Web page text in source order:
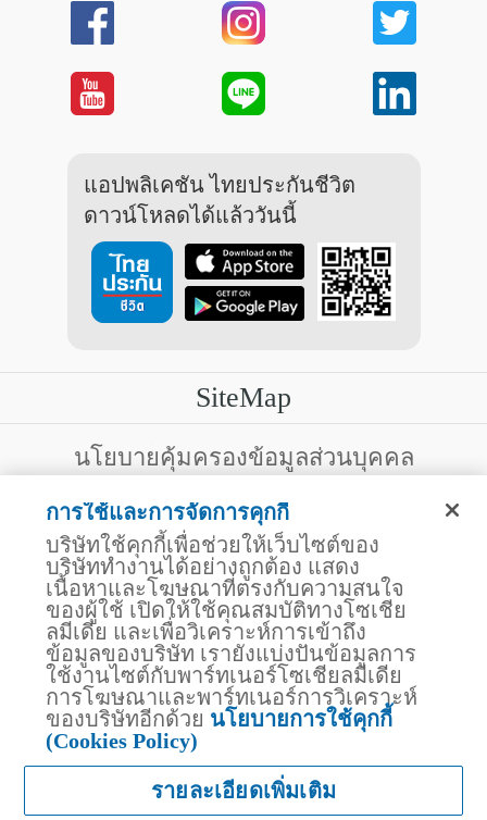
แอปพลิเคชัน ไทยประกันชีวิต
ดาวน์โหลดได้แล้ววันนี้
SiteMap
บริการลูกค้า
สิทธิพิเศษ
แอปพลิเคชัน ไทยประกันชีวิต
ไทยประกันชีวิตแคร์เซ็นเตอร์
ไทยประกันชีวิตเมดิแคร์
ไทยประกันชีวิตอีซี่เพย์
ไทยประกันชีวิตฮอตเคลม
ไทยประกันชีวิตประกันกลุ่ม
บริการสำหรับเจ้าหน้าที่โรงพยาบาล
สถานพยาบาลคู่สัญญา
ไทยประกันชีวิต Telemedicine
ไทยประกันชีวิต AI CHAT
แพ็กเกจผ่าตัดราคาพิเศษ "ความห่วงใยจากไทย
นโยบายคุ้มครองข้อมูลส่วนบุคคล
123 ถนน รัชดาภิเษก แขวงดินแดง เขตดินแดง
กรุงเทพฯ 10400 โทรศัพท์ 02-2470247
บริษัทฯ ขอแจ้งให้ผู้ใช้บริการทราบว่า บรรดาข้อความ ภาพ เสียง เนื้อหา
ชื่อ ชื่อทางการค้า ส่วนประกอบใดๆ ทั้งหมดของเว็บไซต์ รวมถึง
เครื่องหมายการค้า เครื่องหมาย บริการ ลิขสิทธิ์ สิทธิบัตร ความรู้ต่างๆ
ที่ปรากฏบนเว็บไซต์ของบริษัทฯ นี้ เป็นงานอันได้รับความคุ้มครองตาม
กฎหมายทรัพย์สินทางปัญญาของไทยโดยชอบด้วยกฎหมายของบริษัทฯ
แต่เพียงผู้เดียว หากบุคคลใดลอกเลียน ปลอมแปลง ทำซ้ำ ดัดแปลง เผย
แพร่ต่อสาธารณชน จำหน่าย มีไว้ให้เช่า หรือกระทำการใดๆ ในลักษณะ
ที่เป็นการแสวงหาประโยชน์ทางการค้าหรือประโยชน์โดยมิชอบ ไม่ว่า
โดยประการใดๆ จากทรัพย์สินทางปัญญาดังกล่าวข้างต้น โดยไม่ได้รับ
อนุญาตจากบริษัทฯ บริษัทฯ จะดำเนินการตามกฎหมายกับผู้ทำละเมิด
สิทธิดังกล่าวโดยทันที
การใช้และการจัดการคุกกี้
บริษัทใช้คุกกี้เพื่อช่วยให้เว็บไซต์ของ
บริษัททำงานได้อย่างถูกต้อง แสดง
เนื้อหาและโฆษณาที่ตรงกับความสนใจ
ของผู้ใช้ เปิดให้ใช้คุณสมบัติทางโซเชีย
ลมีเดีย และเพื่อวิเคราะห์การเข้าถึง
ข้อมูลของบริษัท เรายังแบ่งปันข้อมูลการ
ใช้งานไซต์กับพาร์ทเนอร์โซเชียลมีเดีย
การโฆษณาและพาร์ทเนอร์การวิเคราะห์
ของบริษัทอีกด้วย นโยบายการใช้คุกกี้
(Cookies Policy)
รายละเอียดเพิ่มเติม